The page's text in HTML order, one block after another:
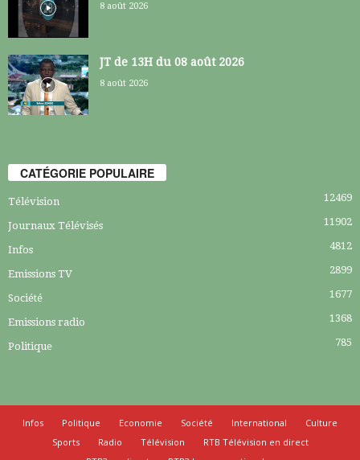
8 août 2026
JT de 13H du 08 août 2026
8 août 2026
CATÉGORIE POPULAIRE
Télévision 12469
Journaux Télévisés 11902
Infos 4812
Emissions TV 2899
Société 1677
Emissions radio 1368
Politique 785
Infos Politique Economie Société International
Culture
Sports
Radio Télévision
RTB Télévision en direct